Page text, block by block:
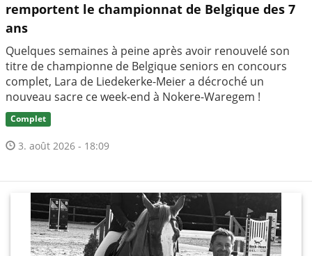
remportent le championnat de Belgique des 7
ans
Quelques semaines à peine après avoir renouvelé son
titre de championne de Belgique seniors en concours
complet, Lara de Liedekerke-Meier a décroché un
nouveau sacre ce week-end à Nokere-Waregem !
Complet
3. août 2026 - 18:09